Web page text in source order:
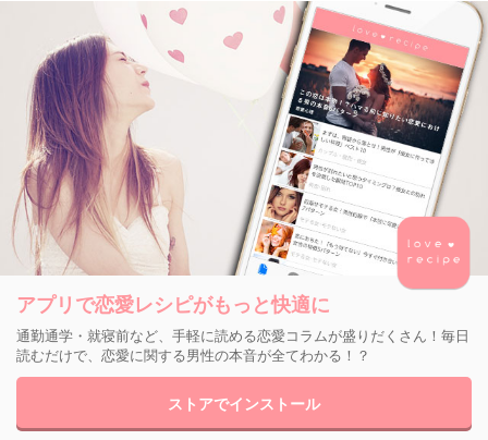
アプリで恋愛レシピがもっと快適に
通勤通学・就寝前など、手軽に読める恋愛コラムが盛りだくさん！毎日
読むだけで、恋愛に関する男性の本音が全てわかる！？
ストアでインストール